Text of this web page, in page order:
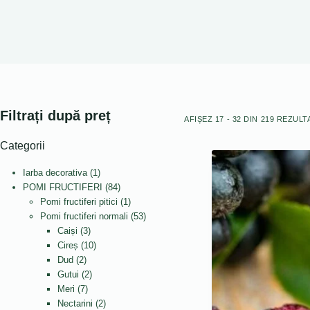
AFIȘEZ 17 - 32 DIN 219
Filtrați după preț
Categorii
Iarba decorativa 1 1
produs
POMI FRUCTIFERI 8484
de
produse
Pomi fructiferi pitici 1 1
produs
Pomi fructiferi normali 5353
Caiși 33
produse
Cireș 1010
Dud 22
produse
Gutui 22
Meri 77
produse
Nectarini 22